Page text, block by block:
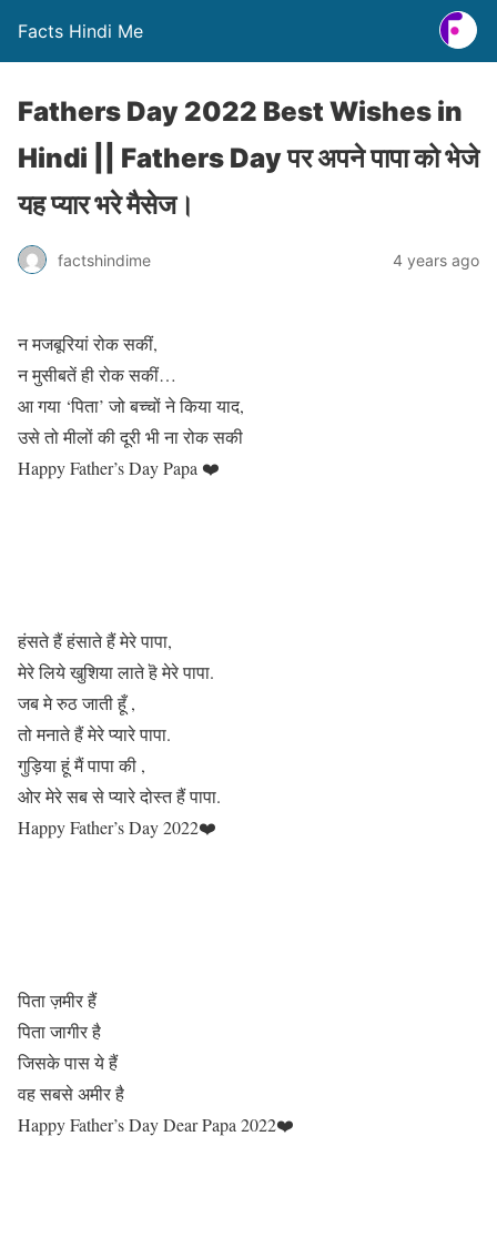
Facts Hindi Me
Fathers Day 2022 Best Wishes in
Hindi || Fathers Day पर अपने पापा को भेजे
यह प्यार भरे मैसेज।
factshindime 4 years ago
न मजबूरियां रोक सकीं,
न मुसीबतें ही रोक सकीं…
आ गया ‘पिता’ जो बच्चों ने किया याद,
उसे तो मीलों की दूरी भी ना रोक सकी
Happy Father’s Day Papa ❤️
हंसते हैं हंसाते हैं मेरे पापा,
मेरे लिये खुशिया लाते हॆ मेरे पापा.
जब मे रुठ जाती हूँ ,
तो मनाते हैं मेरे प्यारे पापा.
गुड़िया हूं मैं पापा की ,
ओर मेरे सब से प्यारे दोस्त हैं पापा.
Happy Father’s Day 2022❤️
पिता ज़मीर हैं
पिता जागीर है
जिसके पास ये हैं
वह सबसे अमीर है
Happy Father’s Day Dear Papa 2022❤️